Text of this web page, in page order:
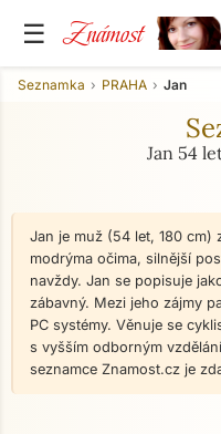
☰ Známost
Seznamka PRAHA Jan
Jan 54
Jan je muž (54 let, 180 cm)
modrýma očima, silnější
navždy. Jan se popisuje
zábavný. Mezi jeho zájmy
PC systémy. Věnuje se
s vyšším odborným
seznamce Znamost.cz je